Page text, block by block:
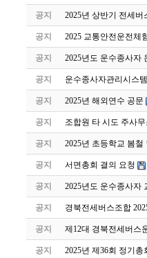
공지 2025년 상반기 전세
공지 2025 교통안전운전체
공지 2025년도 운수종사자
공지 운수종사자관리시스
공지 2025년 해외연수 공문
공지 조합원 타 시도 주사
공지 2025년 초등학교 봄
공지 서면총회 결의 요청
공지 2025년도 운수종사자
공지 경북전세버스조합
공지 제12대 경북전세버스
공지 2025년 제36회 정기총